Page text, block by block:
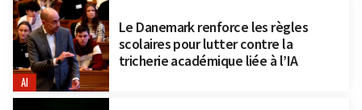
AI
Le Danemark renforce les règles
scolaires pour lutter contre la
tricherie académique liée à l’IA